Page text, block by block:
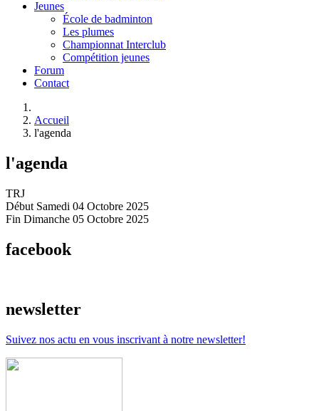
Jeunes
École de badminton
Les plumes
Championnat Interclub
Compétition jeunes
Forum
Contact
Accueil
l'agenda
l'agenda
TRJ
Début Samedi 04 Octobre 2025
Fin Dimanche 05 Octobre 2025
facebook
newsletter
Suivez nos actu en vous inscrivant à notre newsletter!